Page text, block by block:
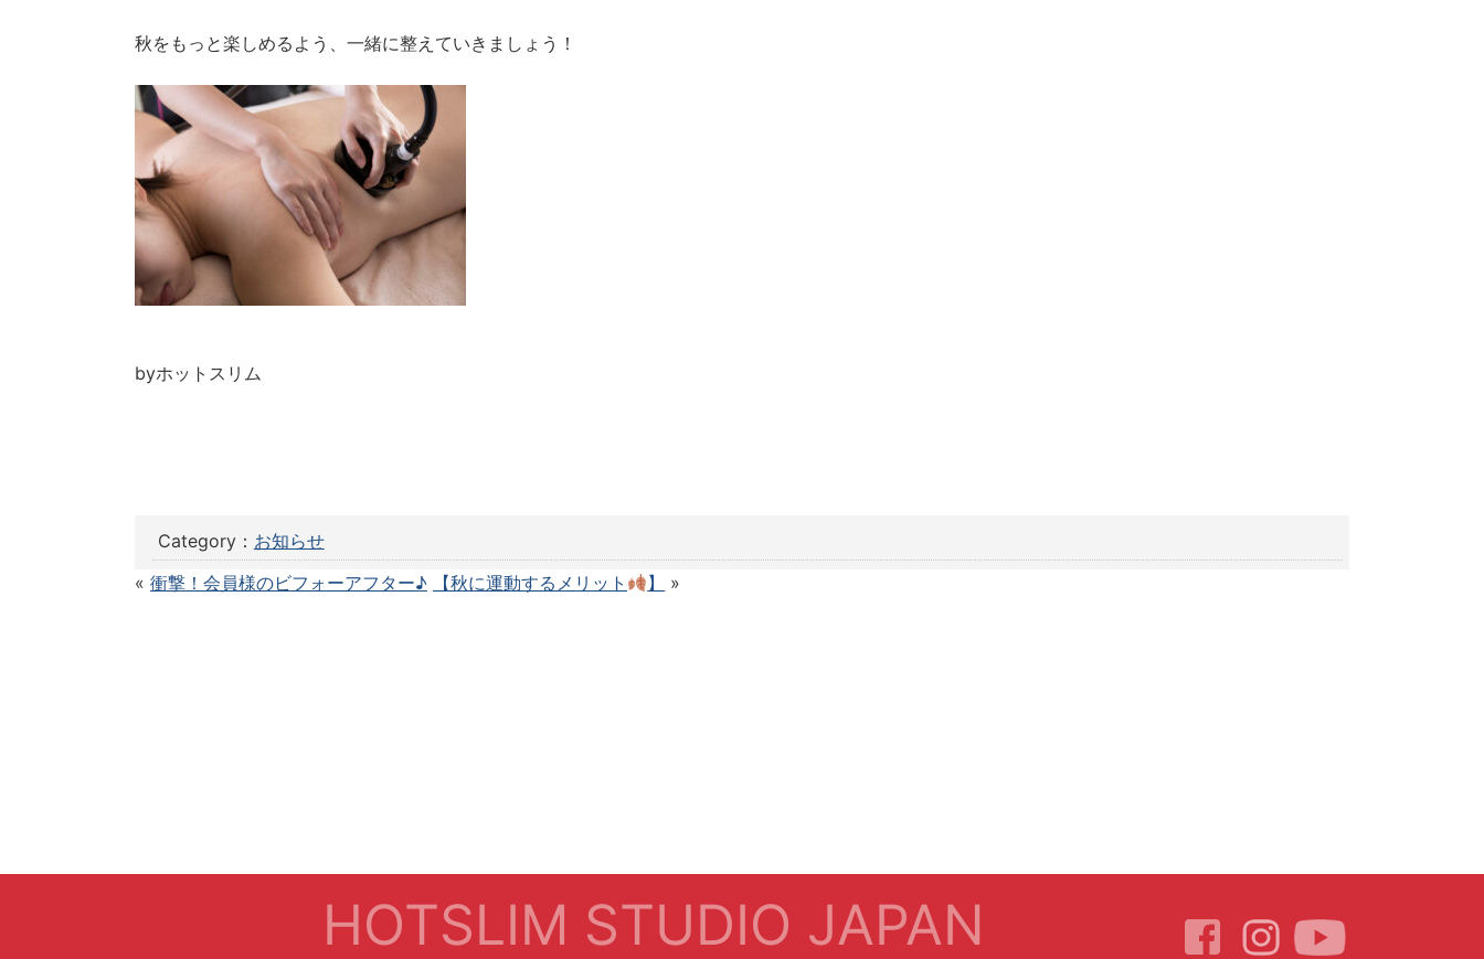
秋をもっと楽しめるよう、一緒に整えていきましょう！
byホットスリム
Category： お知らせ
« 衝撃！会員様のビフォーアフター♪ 【秋に運動するメリット 】 »
HOTSLIM STUDIO JAPAN